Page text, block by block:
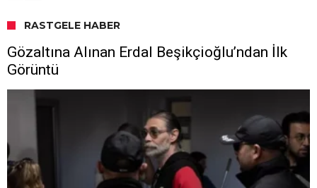
RASTGELE HABER
Gözaltına Alınan Erdal Beşikçioğlu’ndan İlk
Görüntü